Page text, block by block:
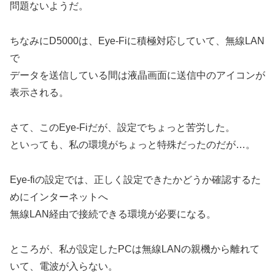
問題ないようだ。
ちなみにD5000は、Eye-Fiに積極対応していて、無線LAN
で
データを送信している間は液晶画面に送信中のアイコンが
表示される。
さて、このEye-Fiだが、設定でちょっと苦労した。
といっても、私の環境がちょっと特殊だったのだが…。
Eye-fiの設定では、正しく設定できたかどうか確認するた
めにインターネットへ
無線LAN経由で接続できる環境が必要になる。
ところが、私が設定したPCは無線LANの親機から離れて
いて、電波が入らない。